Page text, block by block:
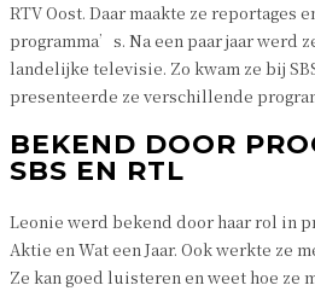
RTV Oost. Daar maakte ze reportages
programma’s. Na een paar jaar werd
landelijke televisie. Zo kwam ze bij
presenteerde ze verschillende
BEKEND DOOR
SBS EN RTL
Leonie werd bekend door haar rol in
Aktie en Wat een Jaar. Ook werkte ze
Ze kan goed luisteren en weet hoe ze